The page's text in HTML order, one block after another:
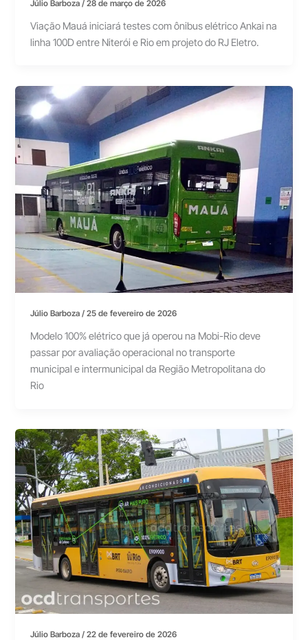
Júlio Barboza/28 de março de 2026
Viação Mauá iniciará testes com ônibus elétrico Ankai na
linha 100D entre Niterói e Rio em projeto do RJ Eletro.
Júlio Barboza/25 de fevereiro de 2026
Modelo 100% elétrico que já operou na Mobi-Rio deve
passar por avaliação operacional no transporte
municipal e intermunicipal da Região Metropolitana do
Rio
Júlio Barboza/22 de fevereiro de 2026